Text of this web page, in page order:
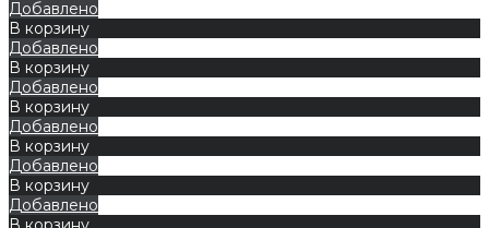
Добавлено
В корзину
Добавлено
В корзину
Добавлено
В корзину
Добавлено
В корзину
Добавлено
В корзину
Добавлено